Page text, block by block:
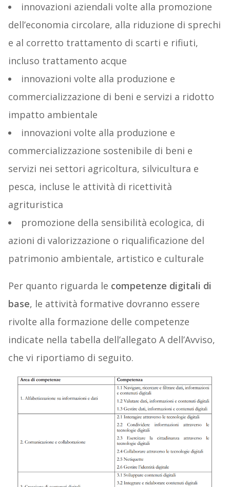
innovazioni aziendali volte alla promozione
dell’economia circolare, alla riduzione di sprechi
e al corretto trattamento di scarti e rifiuti,
incluso trattamento acque
innovazioni volte alla produzione e
commercializzazione di beni e servizi a ridotto
impatto ambientale
innovazioni volte alla produzione e
commercializzazione sostenibile di beni e
servizi nei settori agricoltura, silvicultura e
pesca, incluse le attività di ricettività
agrituristica
promozione della sensibilità ecologica, di
azioni di valorizzazione o riqualificazione del
patrimonio ambientale, artistico e culturale
Per quanto riguarda le competenze digitali di
base, le attività formative dovranno essere
rivolte alla formazione delle competenze
indicate nella tabella dell’allegato A dell’Avviso,
che vi riportiamo di seguito.